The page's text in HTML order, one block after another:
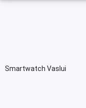
Smartwatch Vaslui